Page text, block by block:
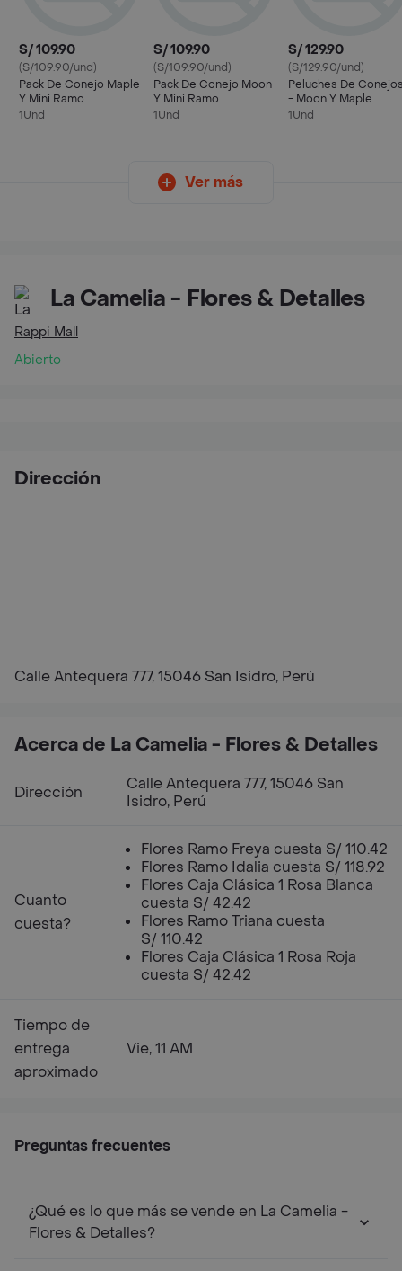
S/ 109.90
(S/109.90/und)
Pack De Conejo Maple
Y Mini Ramo
1Und
S/ 109.90
(S/109.90/und)
Pack De Conejo Moon
Y Mini Ramo
1Und
S/ 129.90
(S/129.90/und)
Peluches De
- Moon Y Maple
1Und
Ver más
La Camelia - Flores & Detalles
Rappi Mall
Abierto
Dirección
Calle Antequera 777, 15046 San Isidro, Perú
Acerca de La Camelia - Flores & Detalles
Dirección
Calle Antequera 777, 15046 San
Isidro, Perú
Cuanto
cuesta?
Flores Ramo Freya cuesta S/ 110.42
Flores Ramo Idalia cuesta S/ 118.92
Flores Caja Clásica 1 Rosa Blanca
cuesta S/ 42.42
Flores Ramo Triana cuesta
S/ 110.42
Flores Caja Clásica 1 Rosa Roja
cuesta S/ 42.42
Tiempo de
entrega
aproximado
Vie, 11 AM
Preguntas frecuentes
¿Qué es lo que más se vende en La Camelia -
Flores & Detalles?